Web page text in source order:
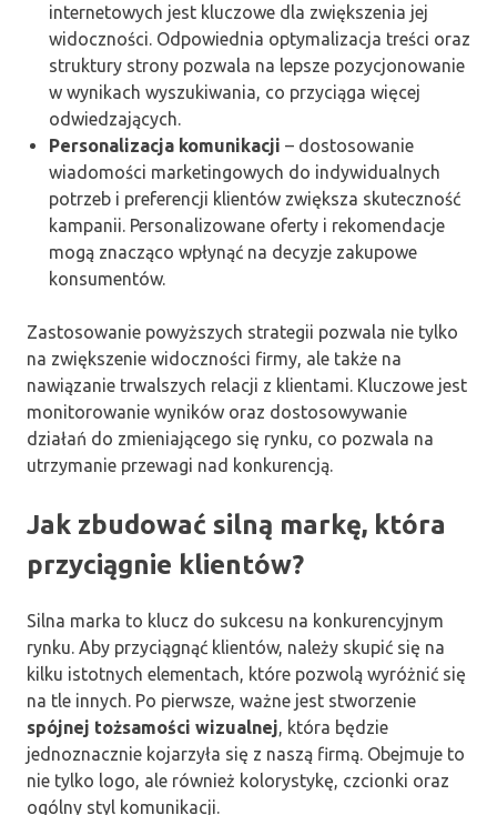
internetowych jest kluczowe dla zwiększenia jej
widoczności. Odpowiednia optymalizacja treści oraz
struktury strony pozwala na lepsze pozycjonowanie
w wynikach wyszukiwania, co przyciąga więcej
odwiedzających.
Personalizacja komunikacji – dostosowanie
wiadomości marketingowych do indywidualnych
potrzeb i preferencji klientów zwiększa skuteczność
kampanii. Personalizowane oferty i rekomendacje
mogą znacząco wpłynąć na decyzje zakupowe
konsumentów.
Zastosowanie powyższych strategii pozwala nie tylko
na zwiększenie widoczności firmy, ale także na
nawiązanie trwalszych relacji z klientami. Kluczowe jest
monitorowanie wyników oraz dostosowywanie
działań do zmieniającego się rynku, co pozwala na
utrzymanie przewagi nad konkurencją.
Jak zbudować silną markę, która
przyciągnie klientów?
Silna marka to klucz do sukcesu na konkurencyjnym
rynku. Aby przyciągnąć klientów, należy skupić się na
kilku istotnych elementach, które pozwolą wyróżnić się
na tle innych. Po pierwsze, ważne jest stworzenie
spójnej tożsamości wizualnej, która będzie
jednoznacznie kojarzyła się z naszą firmą. Obejmuje to
nie tylko logo, ale również kolorystykę, czcionki oraz
ogólny styl komunikacji.